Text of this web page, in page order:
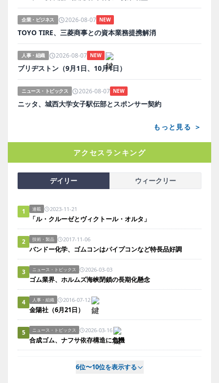
企業・ビジネス 2026-08-07 NEW
TOYO TIRE、三菱商事との資本業務提携解消
人事・組織 2026-08-07 NEW
ブリヂストン（9月1日、10月1日）
ニュース・トピックス 2026-08-07 NEW
ニッタ、城西大学女子駅伝部とスポンサー契約
もっと見る ＞
アクセスランキング
デイリー ウィークリー
1 連載 2023-11-21
「ル・クルーゼとヴィクトール・オルタ」
2 技術・製品 2017-11-06
バンドー化学、ゴムコンはパイプコンなど特長品好調
3 ニュース・トピックス 2026-03-03
ゴム業界、ホルムズ海峡閉鎖の長期化懸念
4 人事・組織 2016-07-12
金陽社（6月21日）
5 ニュース・トピックス 2026-03-16
合成ゴム、ナフサ依存構造に危機
6位〜10位を表示する